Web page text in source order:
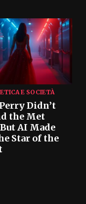
ETICA E SOCIETÀ
Didn’t
the Met
AI Made
Star of the